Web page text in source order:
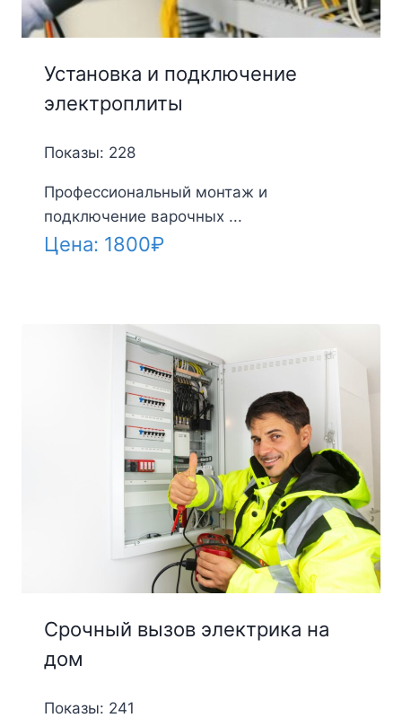
Установка и подключение
электроплиты
Показы: 228
Профессиональный монтаж и
подключение варочных ...
Цена: 1800₽
Срочный вызов электрика на
дом
Показы: 241